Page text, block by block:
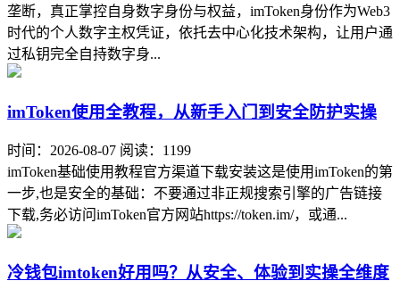
垄断，真正掌控自身数字身份与权益，imToken身份作为Web3
时代的个人数字主权凭证，依托去中心化技术架构，让用户通
过私钥完全自持数字身...
imToken使用全教程，从新手入门到安全防护实操
时间：2026-08-07 阅读：1199
imToken基础使用教程官方渠道下载安装这是使用imToken的第
一步,也是安全的基础：不要通过非正规搜索引擎的广告链接
下载,务必访问imToken官方网站https://token.im/，或通...
冷钱包imtoken好用吗？从安全、体验到实操全维度